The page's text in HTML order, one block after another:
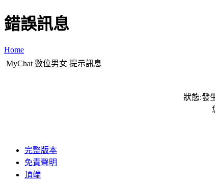
錯誤訊息
Home
MyChat 數位男女 提示訊息
狀態:發
完整版本
免責聲明
頂端